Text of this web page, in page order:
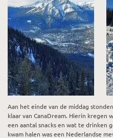
Aan het einde van de middag
klaar van CanaDream. Hierin
een aantal snacks en wat te drinken
kwam halen was een Nederlandse